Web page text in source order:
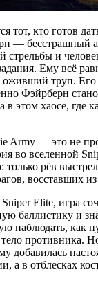
тот, кто готов
— бесстрашный
стрельбы и
Ему всё
труп.
Фэйрберн
в этом хаосе, где
Army — это не
во вселенной
рёв
восставших
Elite, игра
баллистику и
наблюдать, как
противника.
добавилась
а в отблесках